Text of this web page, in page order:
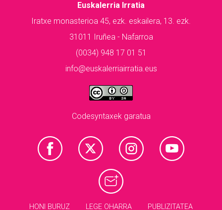
Euskalerria Irratia
Iratxe monasterioa 45, ezk. eskailera, 13. ezk.
31011 Iruñea - Nafarroa
(0034) 948 17 01 51
info@euskalerriairratia.eus
Codesyntaxek garatua
HONI BURUZ LEGE OHARRA PUBLIZITATEA